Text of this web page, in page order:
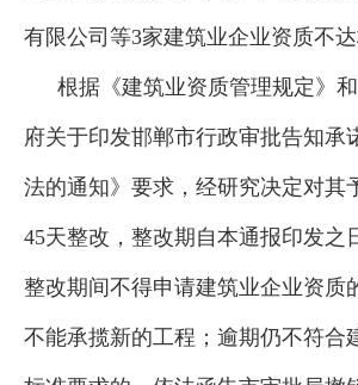
有限公司等3家建筑业企业资质不达
根据《建筑业资质管理规定》
府关于印发邯郸市行政审批告知承
法的通知》要求，经研究决定对其
45天整改，整改期自本通报印发之
整改期间不得申请建筑业企业资质
不能承揽新的工程；逾期仍不符合